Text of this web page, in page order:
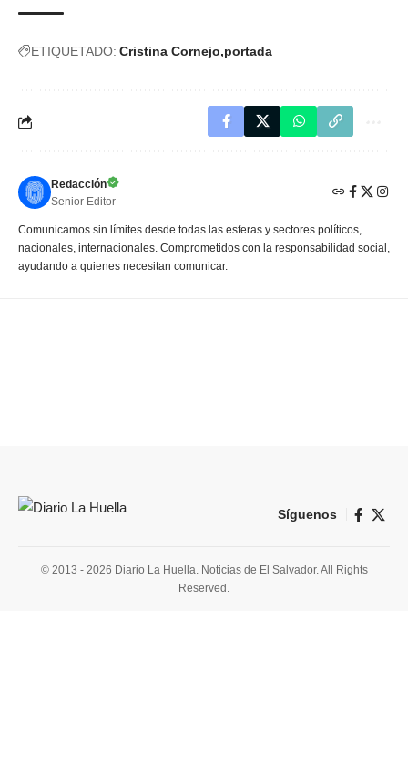
ETIQUETADO: Cristina Cornejo portada
Redacción
Senior Editor
Comunicamos sin límites desde todas las esferas y sectores políticos,
nacionales, internacionales. Comprometidos con la responsabilidad social,
ayudando a quienes necesitan comunicar.
Síguenos
© 2013 - 2026 Diario La Huella. Noticias de El Salvador. All Rights
Reserved.